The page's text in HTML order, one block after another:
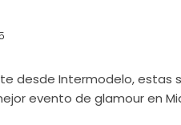
desde Intermodelo, estas
evento de glamour en